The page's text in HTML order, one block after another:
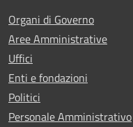
Organi di Governo
Aree Amministrative
Uffici
Enti e fondazioni
Politici
Personale Amministrativo